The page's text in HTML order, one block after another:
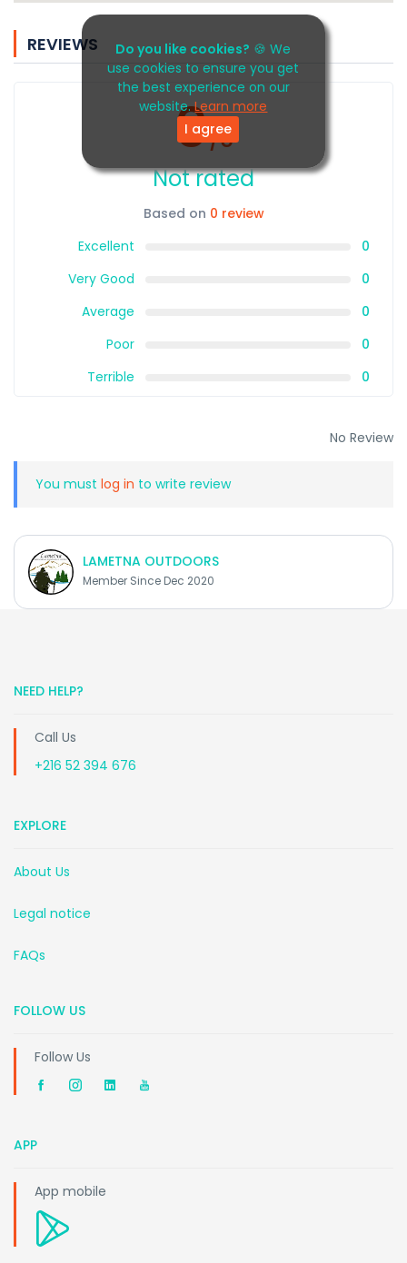
Do you like cookies? 🍪 We
use cookies to ensure you get
the best experience on our
website.Learn more
I agree
REVIEWS
0/5
Not rated
Based on 0 review
Excellent
0
Very Good
0
Average
0
Poor
0
Terrible
0
No Review
You must log in to write review
LAMETNA OUTDOORS
Member Since Dec 2020
NEED HELP?
Call Us
+216 52 394 676
EXPLORE
About Us
Legal notice
FAQs
FOLLOW US
Follow Us
APP
App mobile